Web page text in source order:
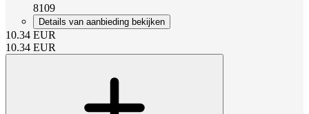
8109
Details van aanbieding bekijken
10.34 EUR
10.34 EUR